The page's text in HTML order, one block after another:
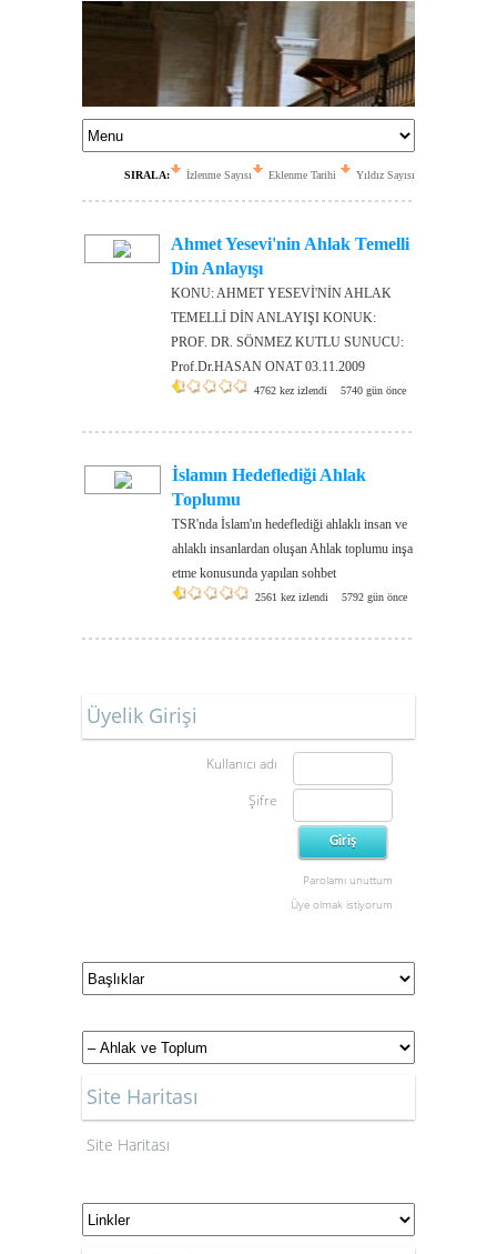
SIRALA: İzlenme Sayısı Eklenme Tarihi Yıldız Sayısı
Ahmet Yesevi'nin Ahlak Temelli
Din Anlayışı
KONU: AHMET YESEVİ'NİN AHLAK
TEMELLİ DİN ANLAYIŞI KONUK:
PROF. DR. SÖNMEZ KUTLU SUNUCU:
Prof.Dr.HASAN ONAT 03.11.2009
4762 kez izlendi 5740 gün önce
İslamın Hedeflediği Ahlak
Toplumu
TSR'nda İslam'ın hedeflediği ahlaklı insan ve
ahlaklı insanlardan oluşan Ahlak toplumu inşa
etme konusunda yapılan sohbet
2561 kez izlendi 5792 gün önce
Üyelik Girişi
Kullanıcı adı
Şifre
Parolamı unuttum
Üye olmak istiyorum
Site Haritası
Site Haritası